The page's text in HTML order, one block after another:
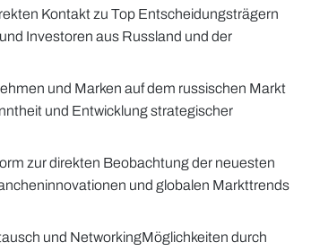
Kontakt zu Top Entscheidungsträgern
Investoren aus Russland und der
und Marken auf dem russischen Markt
und Entwicklung strategischer
zur direkten Beobachtung der neuesten
und globalen Markttrends
und NetworkingMöglichkeiten durch